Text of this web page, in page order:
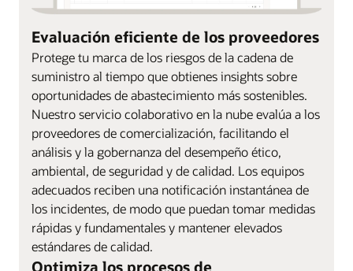
Evaluación eficiente de los proveedores
Protege tu marca de los riesgos de la cadena de
suministro al tiempo que obtienes insights sobre
oportunidades de abastecimiento más sostenibles.
Nuestro servicio colaborativo en la nube evalúa a los
proveedores de comercialización, facilitando el
análisis y la gobernanza del desempeño ético,
ambiental, de seguridad y de calidad. Los equipos
adecuados reciben una notificación instantánea de
los incidentes, de modo que puedan tomar medidas
rápidas y fundamentales y mantener elevados
estándares de calidad.
Optimiza los procesos de